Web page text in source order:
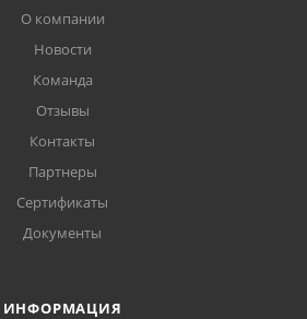
О компании
Новости
Команда
Отзывы
Контакты
Партнеры
Сертификаты
Документы
ИНФОРМАЦИЯ